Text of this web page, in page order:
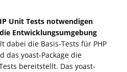
Unit Tests notwendigen
Entwicklungsumgebung
dabei die Basis-Tests für PHP
das yoast-Package die
bereitstellt. Das yoast-